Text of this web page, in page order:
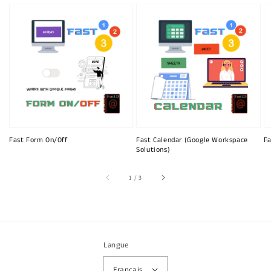
Fast Form On/Off
Fast Calendar (Google Workspace
Solutions)
1 /sur
3
Langue